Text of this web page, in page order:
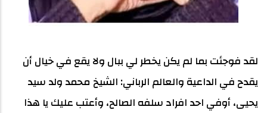
لقد فوجئت بما لم يكن يخطر لي ببال ولا يقع في خيال أن
يقدح في الداعية والعالم الرباني: الشيخ محمد ولد سيد
يحيى، أوفي احد افراد سلفه الصالح، وأعتب عليك يا هذا